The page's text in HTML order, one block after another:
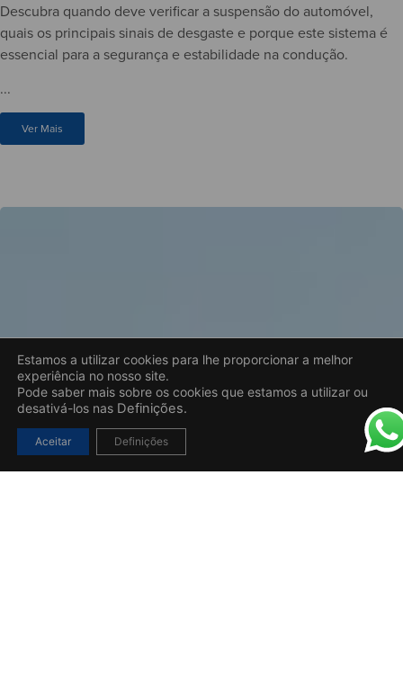
Descubra quando deve verificar a suspensão do automóvel,
quais os principais sinais de desgaste e porque este sistema é
essencial para a segurança e estabilidade na condução.
...
Ver Mais
Estamos a utilizar cookies para lhe proporcionar a melhor
experiência no nosso site.
Pode saber mais sobre os cookies que estamos a utilizar ou
desativá-los nas Definições.
Aceitar Definições